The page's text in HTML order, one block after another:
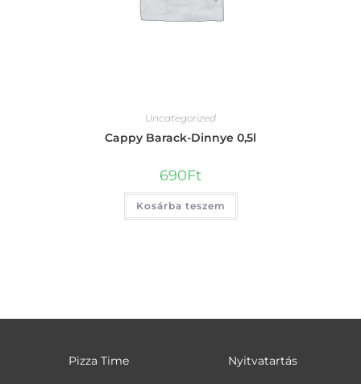
Uncategorized
Cappy Barack-Dinnye 0,5l
690Ft
Kosárba teszem
Pizza Time Nyitvatartás